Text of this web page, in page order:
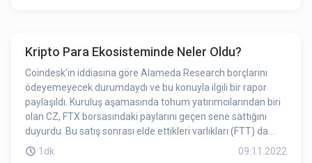
Kripto Para Ekosisteminde Neler Oldu?
Coindesk’in iddiasına göre Alameda Research borçlarını
ödeyemeyecek durumdaydı ve bu konuyla ilgili bir rapor
paylaşıldı. Kuruluş aşamasında tohum yatırımcılarından biri
olan CZ, FTX borsasındaki paylarını geçen sene sattığını
duyurdu. Bu satış sonrası elde ettikleri varlıkları (FTT) da
satacaklarını dile getirdi. FTT’de satış baskısı olacağı FUD’ı ile
1dk 09.11.2022